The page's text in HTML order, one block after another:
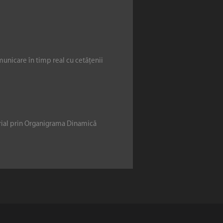
în timp real cu cetățenii
prin Organigrama Dinamică